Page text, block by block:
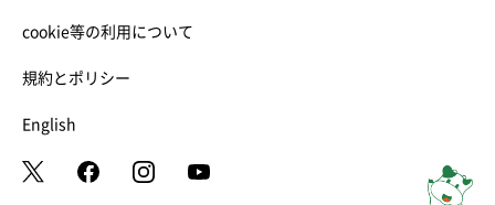
cookie等の利用について
規約とポリシー
English